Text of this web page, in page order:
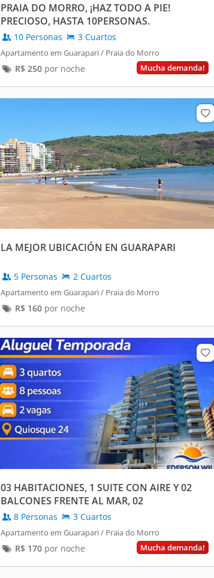
PRAIA DO MORRO, ¡HAZ TODO A PIE!
PRECIOSO, HASTA 10PERSONAS.
10 Personas 3 Cuartos
Apartamento em Guarapari / Praia do Morro
Mucha demanda!
R$ 250por noche
LA MEJOR UBICACIÓN EN GUARAPARI
5 Personas 2 Cuartos
Apartamento em Guarapari / Praia do Morro
R$ 160por noche
03 HABITACIONES, 1 SUITE CON AIRE Y 02
BALCONES FRENTE AL MAR, 02
ESTACIONAMIENTOS, INTERNET
8 Personas 3 Cuartos
Apartamento em Guarapari / Praia do Morro
Mucha demanda!
R$ 170por noche